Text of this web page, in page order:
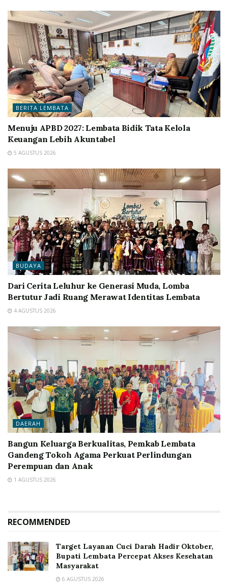
BERITA LEMBATA
Menuju APBD 2027: Lembata Bidik Tata Kelola
Keuangan Lebih Akuntabel
5 AGUSTUS 2026
BUDAYA
Dari Cerita Leluhur ke Generasi Muda, Lomba
Bertutur Jadi Ruang Merawat Identitas Lembata
4 AGUSTUS 2026
DAERAH
Bangun Keluarga Berkualitas, Pemkab Lembata
Gandeng Tokoh Agama Perkuat Perlindungan
Perempuan dan Anak
1 AGUSTUS 2026
RECOMMENDED
Target Layanan Cuci Darah Hadir Oktober,
Bupati Lembata Percepat Akses Kesehatan
Masyarakat
6 AGUSTUS 2026